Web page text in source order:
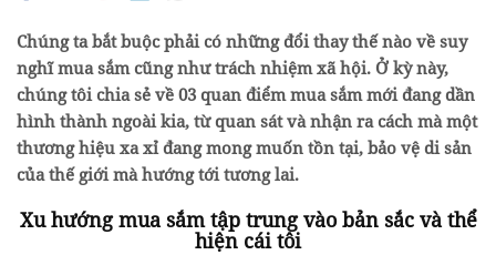
Chúng ta bắt buộc phải có những đổi thay thế nào về suy
nghĩ mua sắm cũng như trách nhiệm xã hội. Ở kỳ này,
chúng tôi chia sẻ về 03 quan điểm mua sắm mới đang dần
hình thành ngoài kia, từ quan sát và nhận ra cách mà một
thương hiệu xa xỉ đang mong muốn tồn tại, bảo vệ di sản
của thế giới mà hướng tới tương lai.
Xu hướng mua sắm tập trung vào bản sắc và thể
hiện cái tôi